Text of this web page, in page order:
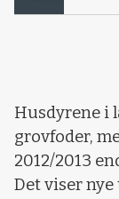
Husdyrene i
grovfoder,
2012/2013
Det viser